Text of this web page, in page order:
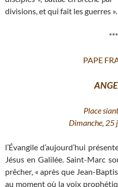
divisions, et qui fait les guerres ».
***
PAPE
Place
Dimanche, 25
l’Évangile d’aujourd’hui
Jésus en Galilée. Saint-Marc
prêcher, « après que Jean-
au moment où la voix